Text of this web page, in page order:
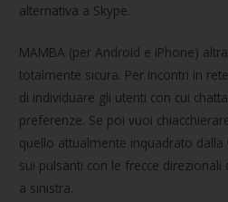
alternativa a Skype.
MAMBA (per Android e iPhone)
totalmente sicura. Per incontri in
di individuare gli utenti con cui
preferenze. Se poi vuoi
quello attualmente inquadrato
sui pulsanti con le frecce
a sinistra.